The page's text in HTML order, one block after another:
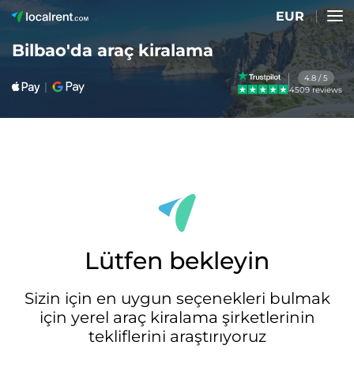
EUR
Bilbao'da araç kiralama
4.8 / 5
4509 reviews
Lütfen bekleyin
Sizin için en uygun seçenekleri bulmak
için yerel araç kiralama şirketlerinin
tekliflerini araştırıyoruz